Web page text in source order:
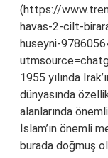
(https://
havas-2-cilt-
huseyni-
1955 yılında
dünyasında
alanlarında
İslam’ın önemli
burada doğmuş